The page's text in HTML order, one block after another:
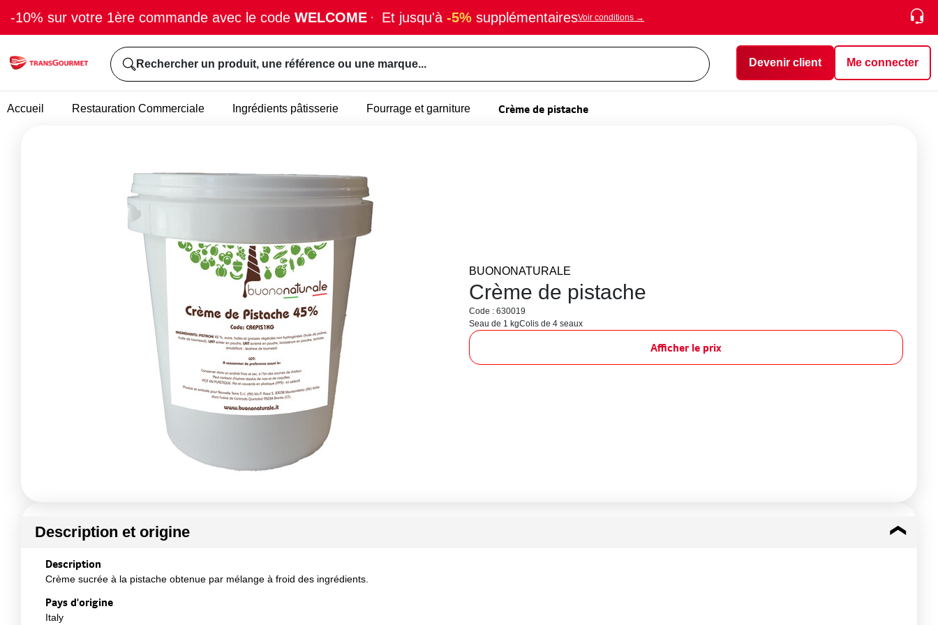
-10% sur votre 1ère commande avec le code WELCOME · Et jusqu'à -5% supplémentairesVoir conditions →
Rechercher un produit, une référence ou une marque... Devenir client Me connecter
Accueil Restauration Commerciale Ingrédients pâtisserie Fourrage et garniture Crème de pistache
BUONONATURALE
Crème de pistache
Code : 630019
Seau de 1 kgColis de 4 seaux
Afficher le prix
Description et origine
Description
Crème sucrée à la pistache obtenue par mélange à froid des ingrédients.
Pays d'origine
Italy